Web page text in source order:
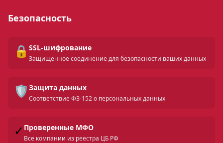
Безопасность
🔒 SSL-шифрование
Защищенное соединение для безопасности ваших данных
🛡️ Защита данных
Соответствие ФЗ-152 о персональных данных
✓ Проверенные МФО
Все компании из реестра ЦБ РФ